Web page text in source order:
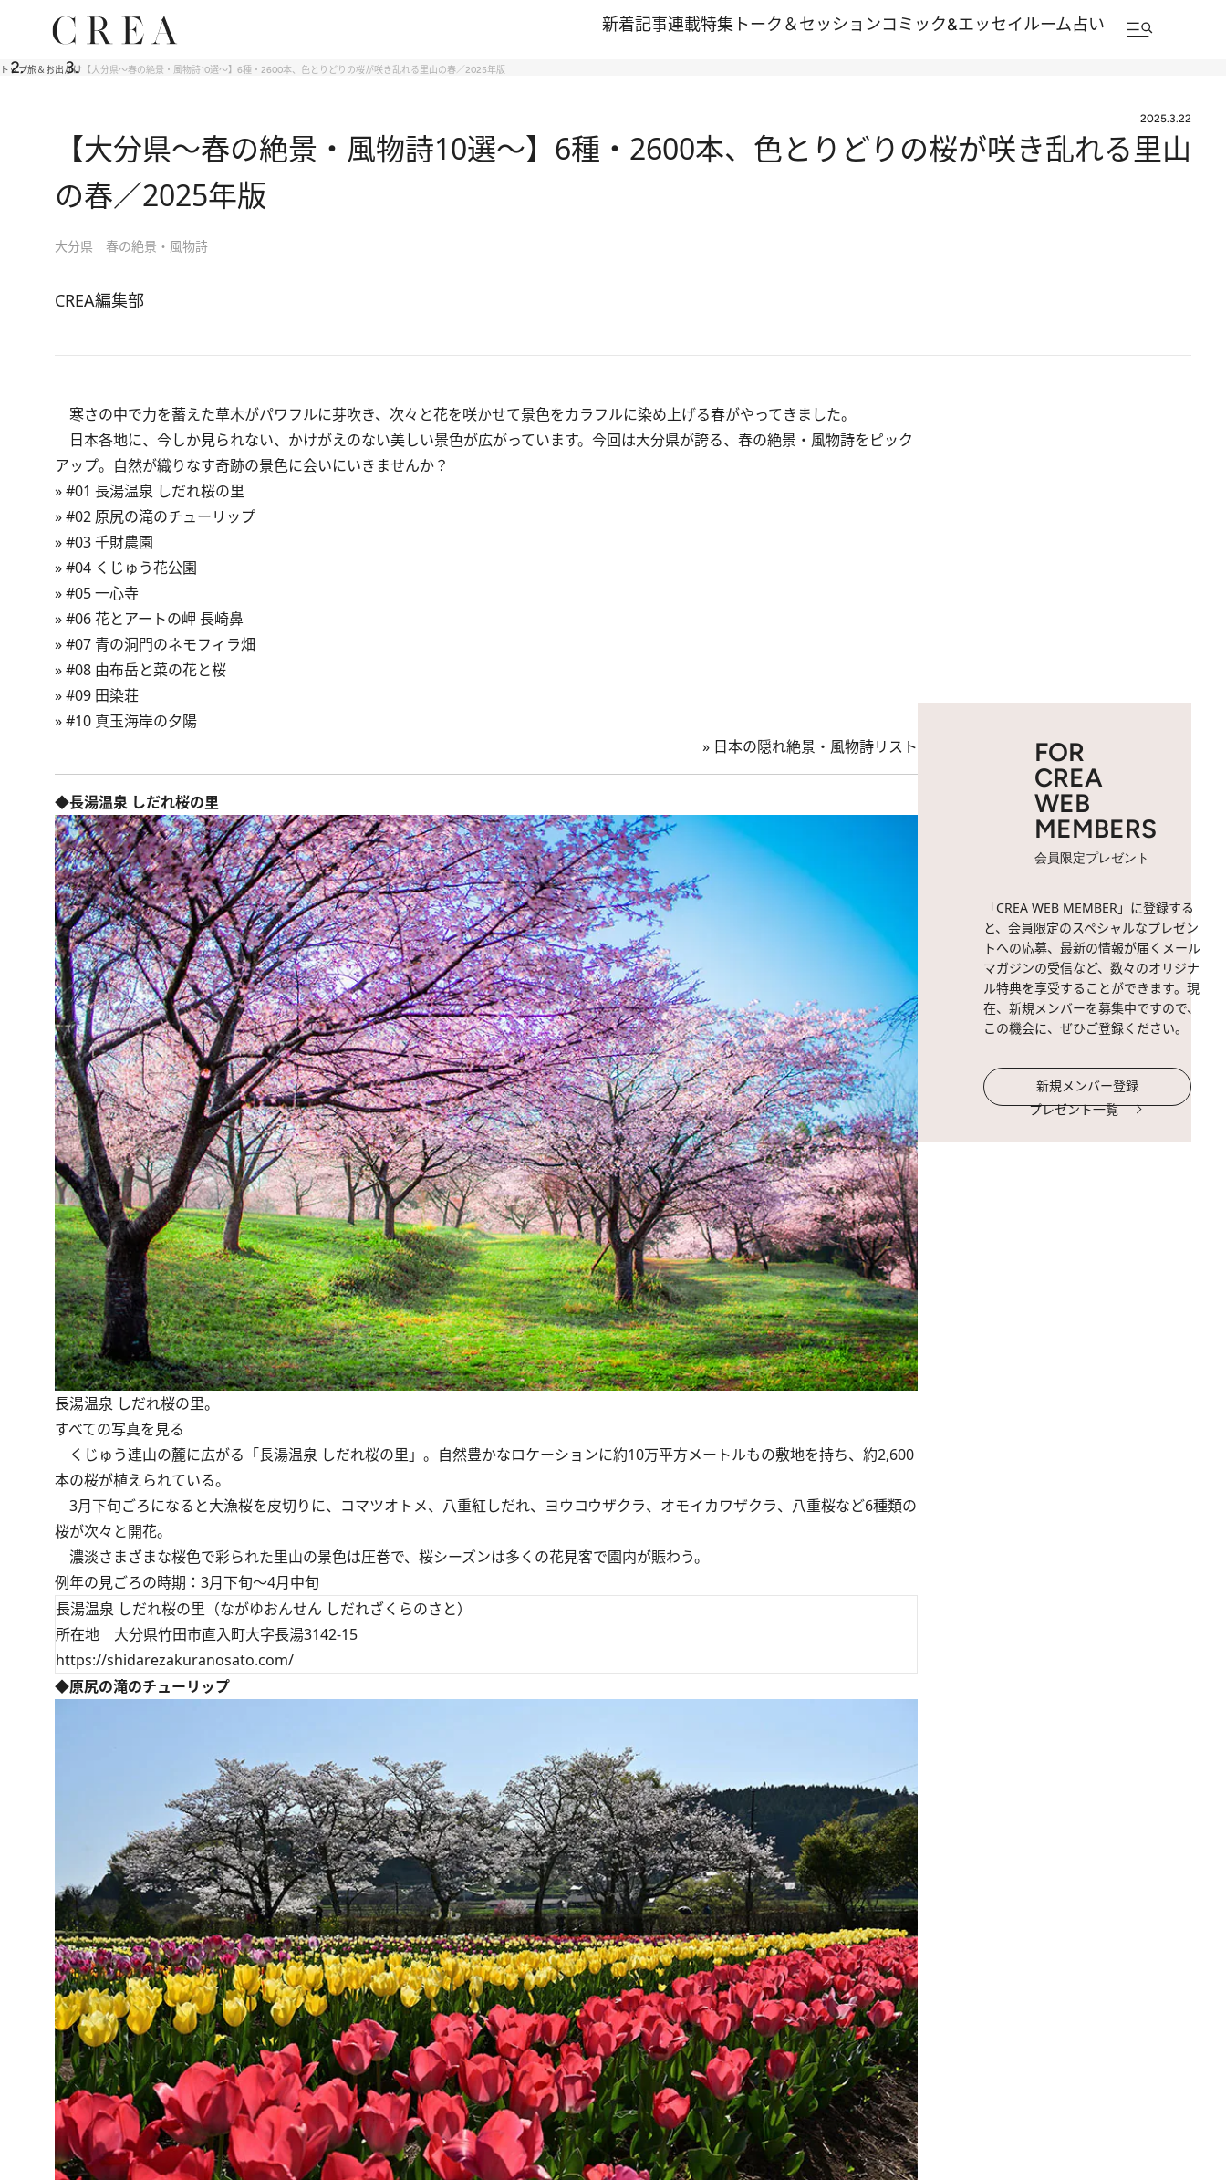
新着記事連載特集 トーク＆セッションコミック&エッセイルーム占い
トップ旅＆お出かけ 【大分県～春の絶景・風物詩10選～】6種・2600本、色とりどりの桜が咲き乱れる里山の春／2025年版
2025.3.22
【大分県～春の絶景・風物詩10選～】6種・2600本、色とりどりの桜が咲き乱れる里山
の春／2025年版
大分県 春の絶景・風物詩
CREA編集部
寒さの中で力を蓄えた草木がパワフルに芽吹き、次々と花を咲かせて景色をカラフルに染め上げる春がやってきました。
日本各地に、今しか見られない、かけがえのない美しい景色が広がっています。今回は大分県が誇る、春の絶景・風物詩をピック
アップ。自然が織りなす奇跡の景色に会いにいきませんか？
»#01 長湯温泉 しだれ桜の里
»#02 原尻の滝のチューリップ
»#03 千財農園
»#04 くじゅう花公園
»#05 一心寺
»#06 花とアートの岬 長崎鼻
»#07 青の洞門のネモフィラ畑
»#08 由布岳と菜の花と桜
»#09 田染荘
»#10 真玉海岸の夕陽
» 日本の隠れ絶景・風物詩リスト
◆長湯温泉 しだれ桜の里
長湯温泉 しだれ桜の里。
すべての写真を見る
くじゅう連山の麓に広がる「長湯温泉 しだれ桜の里」。自然豊かなロケーションに約10万平方メートルもの敷地を持ち、約2,600
本の桜が植えられている。
3月下旬ごろになると大漁桜を皮切りに、コマツオトメ、八重紅しだれ、ヨウコウザクラ、オモイカワザクラ、八重桜など6種類の
桜が次々と開花。
濃淡さまざまな桜色で彩られた里山の景色は圧巻で、桜シーズンは多くの花見客で園内が賑わう。
例年の見ごろの時期：3月下旬～4月中旬
長湯温泉 しだれ桜の里（ながゆおんせん しだれざくらのさと）
所在地 大分県竹田市直入町大字長湯3142-15
https://shidarezakuranosato.com/
◆原尻の滝のチューリップ
FOR
CREA
WEB
MEMBERS
会員限定プレゼント
「CREA WEB MEMBER」に登録する
と、会員限定のスペシャルなプレゼン
トへの応募、最新の情報が届くメール
マガジンの受信など、数々のオリジナ
ル特典を享受することができます。現
在、新規メンバーを募集中ですので、
この機会に、ぜひご登録ください。
新規メンバー登録
プレゼント一覧